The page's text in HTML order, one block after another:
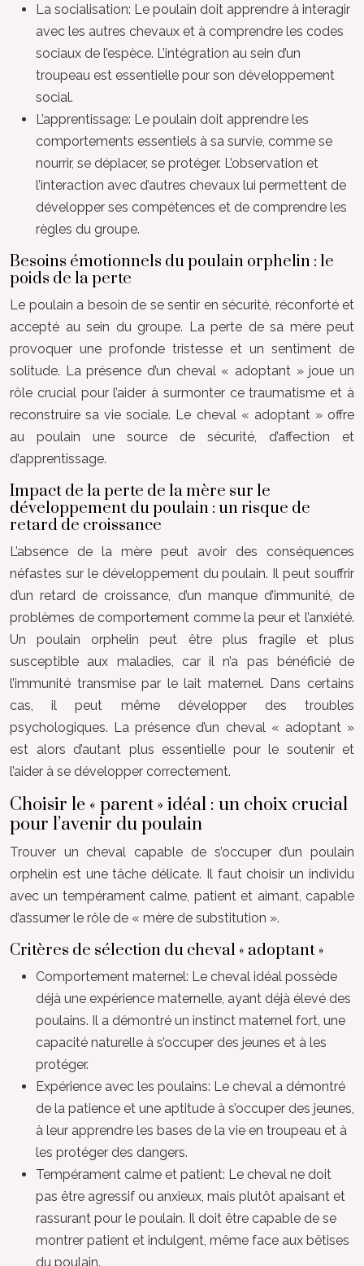
La socialisation: Le poulain doit apprendre à interagir
avec les autres chevaux et à comprendre les codes
sociaux de l’espèce. L’intégration au sein d’un
troupeau est essentielle pour son développement
social.
L’apprentissage: Le poulain doit apprendre les
comportements essentiels à sa survie, comme se
nourrir, se déplacer, se protéger. L’observation et
l’interaction avec d’autres chevaux lui permettent de
développer ses compétences et de comprendre les
règles du groupe.
Besoins émotionnels du poulain orphelin : le
poids de la perte
Le poulain a besoin de se sentir en sécurité, réconforté et
accepté au sein du groupe. La perte de sa mère peut
provoquer une profonde tristesse et un sentiment de
solitude. La présence d’un cheval « adoptant » joue un
rôle crucial pour l’aider à surmonter ce traumatisme et à
reconstruire sa vie sociale. Le cheval « adoptant » offre
au poulain une source de sécurité, d’affection et
d’apprentissage.
Impact de la perte de la mère sur le
développement du poulain : un risque de
retard de croissance
L’absence de la mère peut avoir des conséquences
néfastes sur le développement du poulain. Il peut souffrir
d’un retard de croissance, d’un manque d’immunité, de
problèmes de comportement comme la peur et l’anxiété.
Un poulain orphelin peut être plus fragile et plus
susceptible aux maladies, car il n’a pas bénéficié de
l’immunité transmise par le lait maternel. Dans certains
cas, il peut même développer des troubles
psychologiques. La présence d’un cheval « adoptant »
est alors d’autant plus essentielle pour le soutenir et
l’aider à se développer correctement.
Choisir le « parent » idéal : un choix crucial
pour l’avenir du poulain
Trouver un cheval capable de s’occuper d’un poulain
orphelin est une tâche délicate. Il faut choisir un individu
avec un tempérament calme, patient et aimant, capable
d’assumer le rôle de « mère de substitution ».
Critères de sélection du cheval « adoptant »
Comportement maternel: Le cheval idéal possède
déjà une expérience maternelle, ayant déjà élevé des
poulains. Il a démontré un instinct maternel fort, une
capacité naturelle à s’occuper des jeunes et à les
protéger.
Expérience avec les poulains: Le cheval a démontré
de la patience et une aptitude à s’occuper des jeunes,
à leur apprendre les bases de la vie en troupeau et à
les protéger des dangers.
Tempérament calme et patient: Le cheval ne doit
pas être agressif ou anxieux, mais plutôt apaisant et
rassurant pour le poulain. Il doit être capable de se
montrer patient et indulgent, même face aux bêtises
du poulain.